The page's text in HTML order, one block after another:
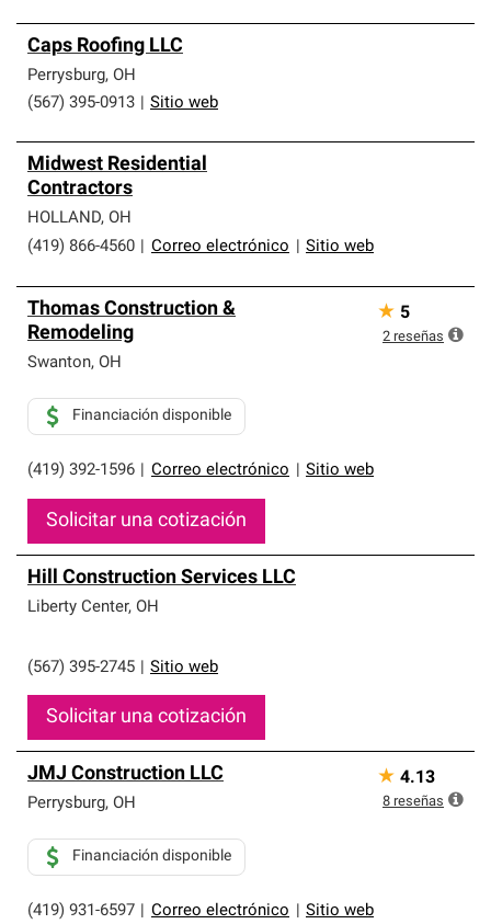
Caps Roofing LLC
Perrysburg, OH
(567) 395-0913
Sitio web
Midwest Residential
Contractors
HOLLAND, OH
(419) 866-4560
Correo electrónico Sitio web
Thomas Construction &
Remodeling
Swanton, OH
(419) 392-1596 Correo electrónico Sitio web
Financiación disponible
Solicitar una cotización
★ 5
2 reseñas
Hill Construction Services LLC
Liberty Center, OH
(567) 395-2745 Sitio web
Solicitar una cotización
JMJ Construction LLC
Perrysburg, OH
(419) 931-6597 Correo electrónico Sitio web
Financiación disponible
★ 4.13
8 reseñas